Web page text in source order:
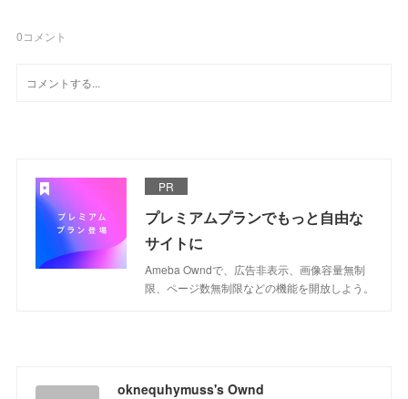
0コメント
PR
プレミアムプランでもっと自由な
サイトに
Ameba Owndで、広告非表示、画像容量無制
限、ページ数無制限などの機能を開放しよう。
oknequhymuss's Ownd